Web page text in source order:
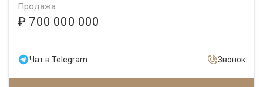
Продажа
₽ 700 000 000
Чат в Telegram Звонок